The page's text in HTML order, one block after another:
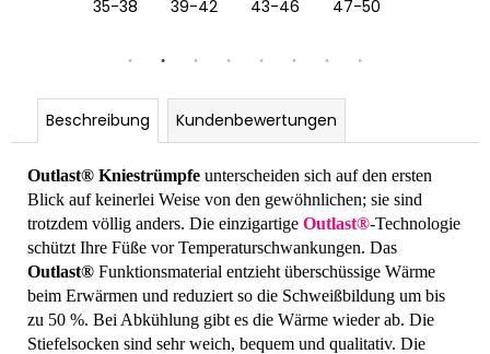
35-38 39-42 43-46 47-50
Beschreibung Kundenbewertungen
Outlast® Kniestrümpfe unterscheiden sich auf den ersten
Blick auf keinerlei Weise von den gewöhnlichen; sie sind
trotzdem völlig anders. Die einzigartige Outlast®-Technologie
schützt Ihre Füße vor Temperaturschwankungen. Das
Outlast® Funktionsmaterial entzieht überschüssige Wärme
beim Erwärmen und reduziert so die Schweißbildung um bis
zu 50 %. Bei Abkühlung gibt es die Wärme wieder ab. Die
Stiefelsocken sind sehr weich, bequem und qualitativ. Die